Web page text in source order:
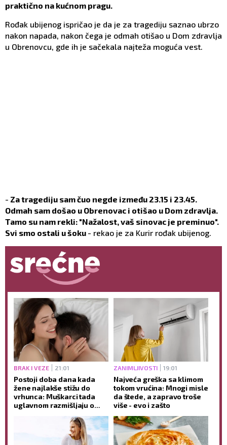
praktično na kućnom pragu.
Rođak ubijenog ispričao je da je za tragediju saznao ubrzo
nakon napada, nakon čega je odmah otišao u Dom zdravlja
u Obrenovcu, gde ih je sačekala najteža moguća vest.
- Za tragediju sam čuo negde između 23.15 i 23.45.
Odmah sam došao u Obrenovac i otišao u Dom zdravlja.
Tamo su nam rekli: "Nažalost, vaš sinovac je preminuo".
Svi smo ostali u šoku - rekao je za Kurir rođak ubijenog.
BRAK I VEZE 21:01
Postoji doba dana kada
žene najlakše stižu do
vrhunca: Muškarci tada
uglavnom razmišljaju o
ZANIMLJIVOSTI 19:01
Najveća greška sa klimom
tokom vrućina: Mnogi misle
da štede, a zapravo troše
više - evo i zašto